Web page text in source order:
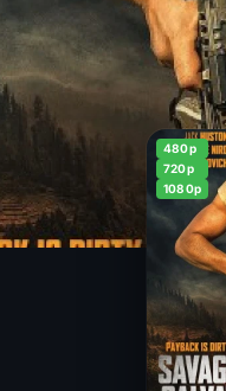
480p
720p
1080p